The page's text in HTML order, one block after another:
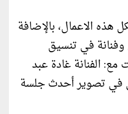
هذه الاعمال، بالإضافة
وفنانة في تنسيق
الفنانة غادة عبد
في تصوير أحدث جلسة